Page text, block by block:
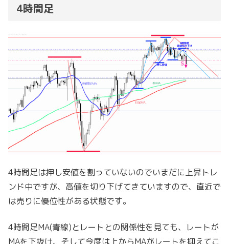
4時間足
4時間足は押し安値を割っていないのでいまだに上昇トレ
ンド中ですが、高値を切り下げてきていますので、直近で
は売りに優位性がある状態です。
4時間足MA(青線)とレートとの関係性を見ても、レートが
MAを下抜け、そして今度は上からMAがレートを抑えてこ